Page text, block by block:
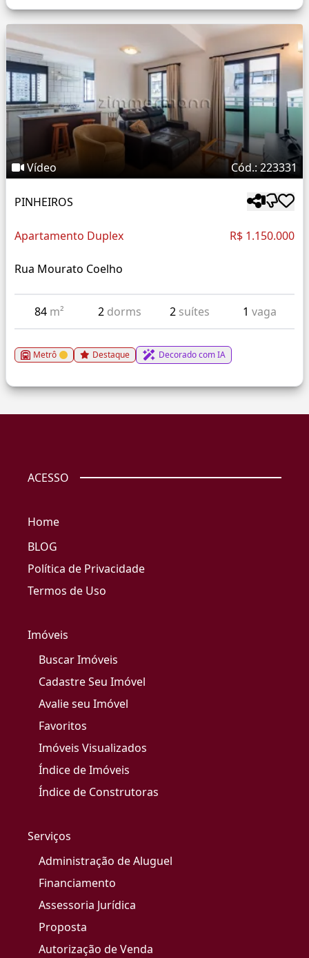
Vídeo Cód.: 223331
PINHEIROS
Apartamento Duplex R$ 1.150.000
Rua Mourato Coelho
84 m² 2 dorms 2 suítes 1 vaga
Metrô Destaque Decorado com IA
ACESSO
Home
BLOG
Política de Privacidade
Termos de Uso
Imóveis
Buscar Imóveis
Cadastre Seu Imóvel
Avalie seu Imóvel
Favoritos
Imóveis Visualizados
Índice de Imóveis
Índice de Construtoras
Serviços
Administração de Aluguel
Financiamento
Assessoria Jurídica
Proposta
Autorização de Venda